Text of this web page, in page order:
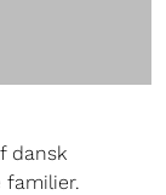
dansk
familier.